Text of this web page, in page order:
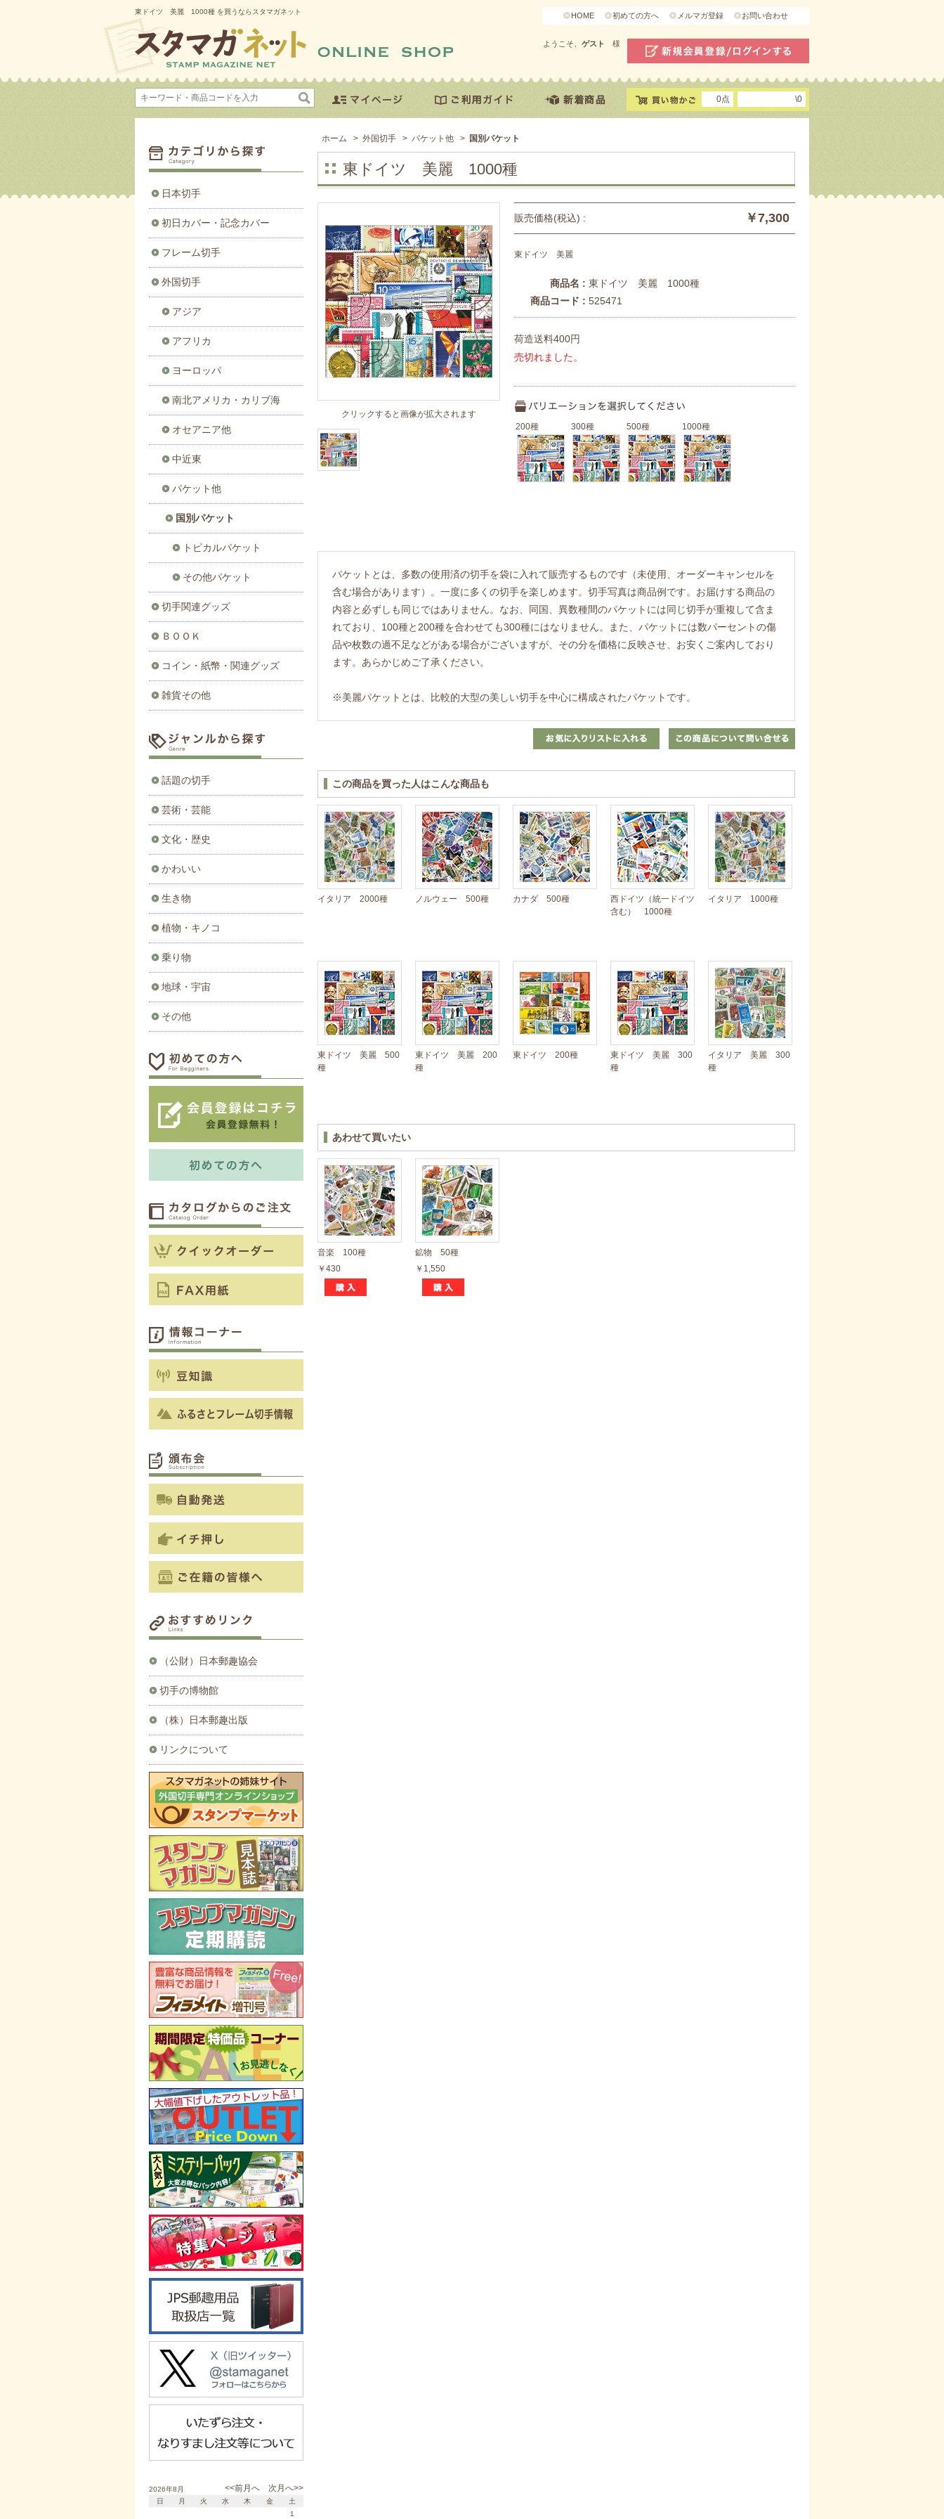
東ドイツ 美麗 1000種 を買うならスタマガネット HOME 初めての方へ メルマガ登録 お問い合わせ
ようこそ、 ゲスト 様
0点 \0
ホーム > 外国切手 > パケット他 > 国別パケット
東ドイツ 美麗 1000種
クリックすると画像が拡大されます
販売価格(税込) : ￥7,300
東ドイツ 美麗
商品名 : 東ドイツ 美麗 1000種
商品コード : 525471
荷造送料400円
売切れました。
200種 300種 500種 1000種
パケットとは、多数の使用済の切手を袋に入れて販売するものです（未使用、オーダーキャンセルを
含む場合があります）。一度に多くの切手を楽しめます。切手写真は商品例です。お届けする商品の
内容と必ずしも同じではありません。なお、同国、異数種間のパケットには同じ切手が重複して含ま
れており、100種と200種を合わせても300種にはなりません。また、パケットには数パーセントの傷
品や枚数の過不足などがある場合がございますが、その分を価格に反映させ、お安くご案内しており
ます。あらかじめご了承ください。
※美麗パケットとは、比較的大型の美しい切手を中心に構成されたパケットです。
この商品を買った人はこんな商品も
イタリア 2000種 ノルウェー 500種 カナダ 500種
西ドイツ（統一ドイツ
含む） 1000種
イタリア 1000種
東ドイツ 美麗 500
種
東ドイツ 美麗 200
種
東ドイツ 200種
東ドイツ 美麗 300
種
イタリア 美麗 300
種
あわせて買いたい
音楽 100種
￥430
鉱物 50種
￥1,550
日本切手
初日カバー・記念カバー
フレーム切手
外国切手
アジア
アフリカ
ヨーロッパ
南北アメリカ・カリブ海
オセアニア他
中近東
パケット他
国別パケット
トピカルパケット
その他パケット
切手関連グッズ
ＢＯＯＫ
コイン・紙幣・関連グッズ
雑貨その他
話題の切手
芸術・芸能
文化・歴史
かわいい
生き物
植物・キノコ
乗り物
地球・宇宙
その他
（公財）日本郵趣協会
切手の博物館
（株）日本郵趣出版
リンクについて
<<前月へ 次月へ>>
2026年8月
日
月 火 水 木 金
土
1